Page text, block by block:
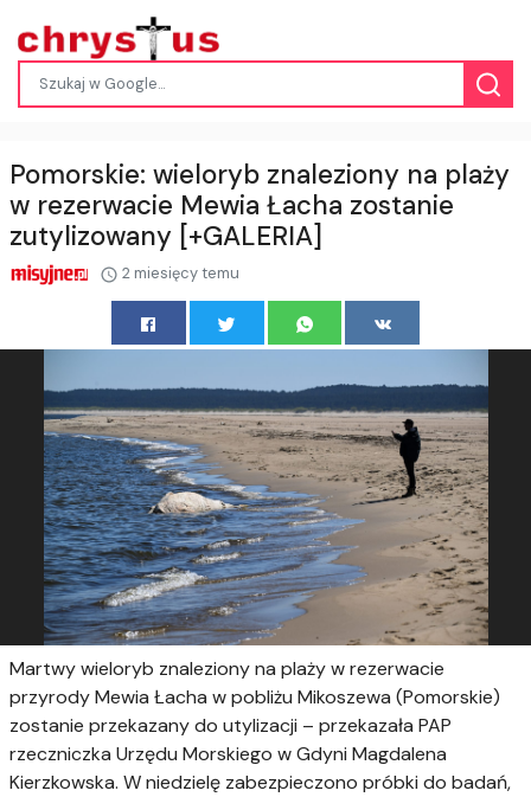
Pomorskie: wieloryb znaleziony na plaży
w rezerwacie Mewia Łacha zostanie
zutylizowany [+GALERIA]
2 miesięcy temu
Martwy wieloryb znaleziony na plaży w rezerwacie
przyrody Mewia Łacha w pobliżu Mikoszewa (Pomorskie)
zostanie przekazany do utylizacji – przekazała PAP
rzeczniczka Urzędu Morskiego w Gdyni Magdalena
Kierzkowska. W niedzielę zabezpieczono próbki do badań,